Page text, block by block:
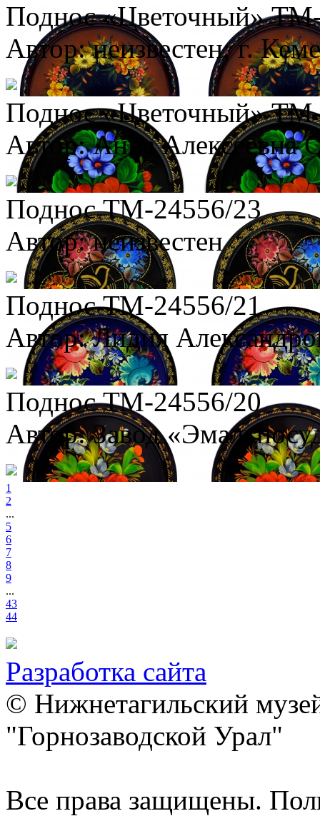
Поднос «Цветочный»
Автор: неизвестен; г.
Поднос «Цветочный»
Автор: Анна Алексеевна
Поднос ТМ-24556/23
Автор: неизвестен
Поднос ТМ-24556/21
Автор: Лидия
Поднос ТМ-24556/20
Автор: Завод
1
2
...
5
6
7
8
9
...
43
44
Разработка сайта
© Нижнетагильский
"Горнозаводской Урал"
Все права защищены.